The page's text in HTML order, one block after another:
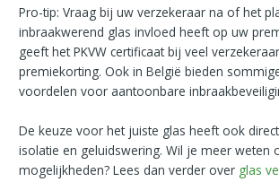
Pro-tip: Vraag bij uw verzekeraar na of het
inbraakwerend glas invloed heeft op uw
geeft het PKVW certificaat bij veel
premiekorting. Ook in België bieden
voordelen voor aantoonbare
De keuze voor het juiste glas heeft ook
isolatie en geluidswering. Wil je meer weten
mogelijkheden? Lees dan verder over glas